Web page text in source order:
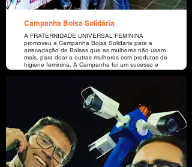
Campanha Bolsa Solidária
A FRATERNIDADE UNIVERSAL FEMININA
promoveu a Campanha Bolsa Solidária para a
arrecadação de Bolsas que as mulheres não usam
mais, para doar a outras mulheres com produtos de
higiene feminina. A Campanha foi um sucesso e
beneficiou as mulheres da Comunidade da